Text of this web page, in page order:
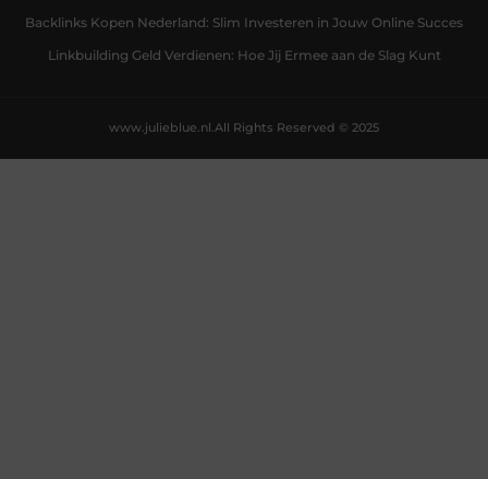
Backlinks Kopen Nederland: Slim Investeren in Jouw Online Succes
Linkbuilding Geld Verdienen: Hoe Jij Ermee aan de Slag Kunt
All Rights Reserved © 2025
www.julieblue.nl.